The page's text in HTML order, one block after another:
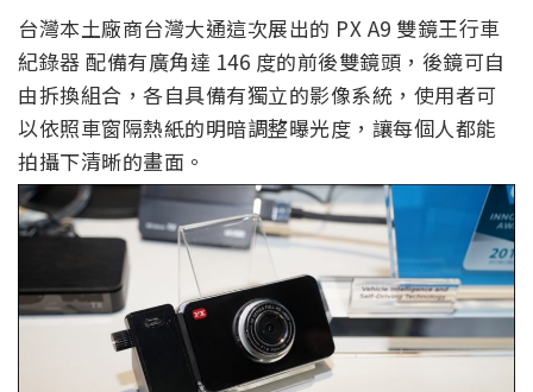
台灣本土廠商台灣大通這次展出的 PX A9 雙鏡王行車
紀錄器 配備有廣角達 146 度的前後雙鏡頭，後鏡可自
由拆換組合，各自具備有獨立的影像系統，使用者可
以依照車窗隔熱紙的明暗調整曝光度，讓每個人都能
拍攝下清晰的畫面。